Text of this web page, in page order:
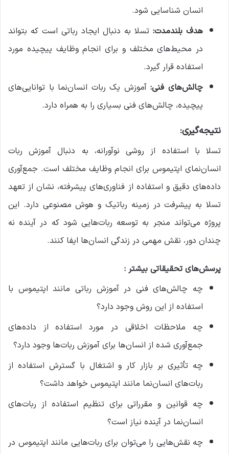
انسان شناسایی شود.
هدف بلندمدت: تسلا به دنبال ایجاد رباتی است که بتواند
در محیط‌های مختلف و برای انجام وظایف پیچیده مورد
استفاده قرار گیرد.
چالش‌های فنی:آموزش یک ربات انسان‌نما با توانایی‌های
پیچیده، چالش‌های فنی بسیاری را به همراه دارد.
نتیجه‌گیری:
تسلا با استفاده از روشی نوآورانه، به دنبال آموزش ربات
انسان‌نمای اپتیموس برای انجام وظایف مختلف است. جمع‌آوری
داده‌های دقیق و استفاده از فناوری‌های پیشرفته، نشان از تعهد
تسلا به پیشرفت در زمینه رباتیک و هوش مصنوعی دارد. این
پروژه می‌تواند منجر به توسعه ربات‌هایی شود که در آینده نه
چندان دور، نقش مهمی در زندگی انسان‌ها ایفا کنند.
پرسش‌های تحقیقاتی بیشتر :
چه چالش‌های فنی در آموزش رباتی مانند اپتیموس با
استفاده از این روش وجود دارد؟
چه ملاحظات اخلاقی در مورد استفاده از داده‌های
جمع‌آوری شده از انسان‌ها برای آموزش ربات‌ها وجود دارد؟
چه تأثیری بر بازار کار و اشتغال با گسترش استفاده از
ربات‌های انسان‌نما مانند اپتیموس خواهد داشت؟
چه قوانین و مقرراتی برای تنظیم استفاده از ربات‌های
انسان‌نما در آینده نیاز است؟
چه نقش‌هایی را می‌توان برای ربات‌هایی مانند اپتیموس در